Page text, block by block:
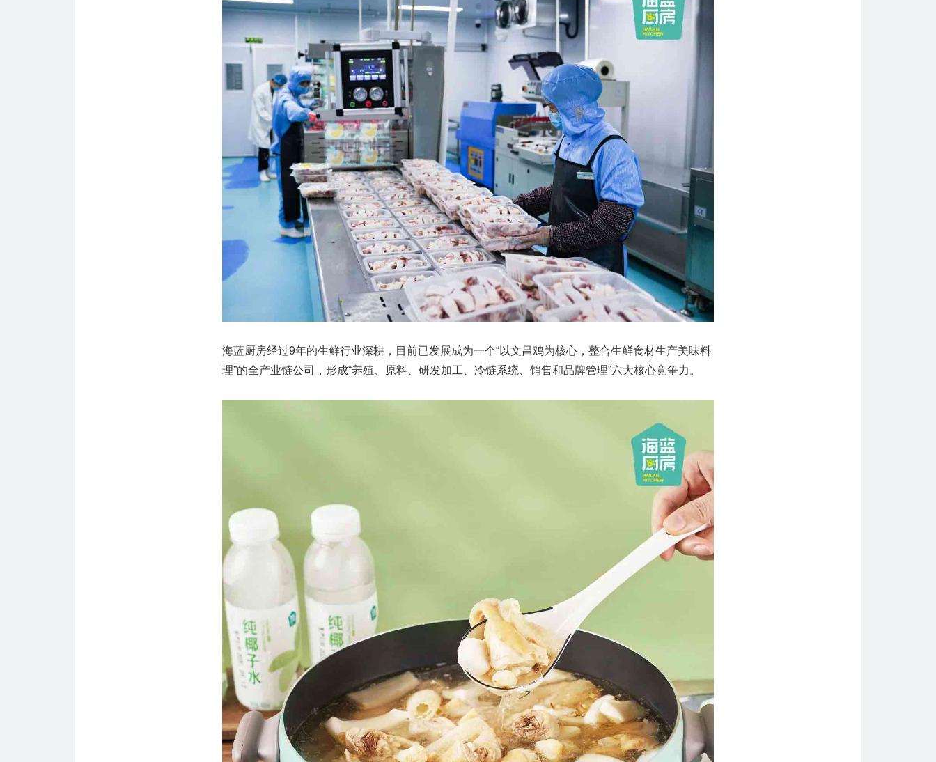
海蓝厨房经过9年的生鲜行业深耕，目前已发展成为一个“以文昌鸡为核心，整合生鲜食材生产美味料
理”的全产业链公司，形成“养殖、原料、研发加工、冷链系统、销售和品牌管理”六大核心竞争力。